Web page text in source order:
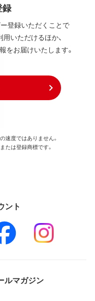
録
登録いただくことで
いただけるほか、
をお届けいたします。
速度ではありません。
たは登録商標です。
ント
ルマガジン